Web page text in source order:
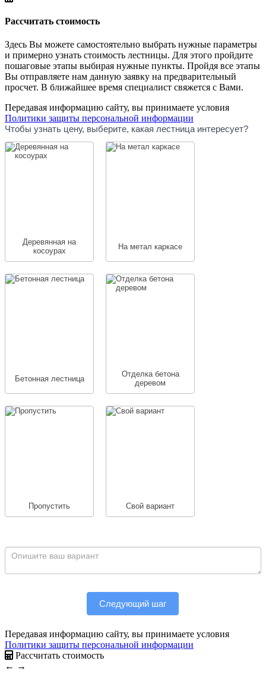
Рассчитать стоимость
Здесь Вы можете самостоятельно выбрать нужные параметры
и примерно узнать стоимость лестницы. Для этого пройдите
пошаговые этапы выбирая нужные пункты. Пройдя все этапы
Вы отправляете нам данную заявку на предварительный
просчет. В ближайшее время специалист свяжется с Вами.
Передавая информацию сайту, вы принимаете условия
Политики защиты персональной информации
qize
Чтобы узнать цену, выберите, какая лестница интересует?
Деревянная на
косоурах
На метал каркасе
Бетонная лестница
Отделка бетона
деревом
Пропустить Свой вариант
Следующий шаг
Передавая информацию сайту, вы принимаете условия
Политики защиты персональной информации
Рассчитать стоимость
← →